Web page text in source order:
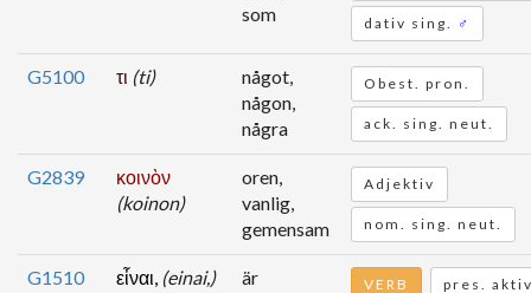
som
dativ sing. ♂
G5100 τι (ti)
något,
någon,
några
Obest. pron.
ack. sing. neut.
G2839
κοινὸν
(koinon)
oren,
vanlig,
gemensam
Adjektiv
nom. sing. neut.
G1510 εἶναι, (einai,) är VERB pres.